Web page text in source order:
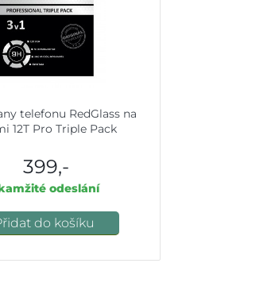
telefonu RedGlass na
12T Pro Triple Pack
399,-
odeslání
do košíku